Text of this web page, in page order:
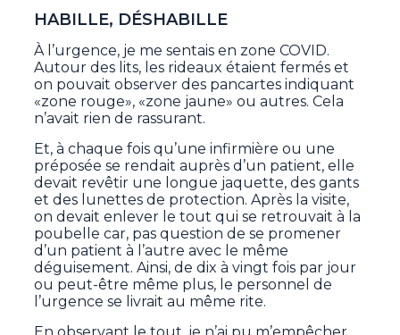
HABILLE, DÉSHABILLE
À l’urgence, je me sentais en zone COVID.
Autour des lits, les rideaux étaient fermés et
on pouvait observer des pancartes indiquant
«zone rouge», «zone jaune» ou autres. Cela
n’avait rien de rassurant.
Et, à chaque fois qu’une infirmière ou une
préposée se rendait auprès d’un patient, elle
devait revêtir une longue jaquette, des gants
et des lunettes de protection. Après la visite,
on devait enlever le tout qui se retrouvait à la
poubelle car, pas question de se promener
d’un patient à l’autre avec le même
déguisement. Ainsi, de dix à vingt fois par jour
ou peut-être même plus, le personnel de
l’urgence se livrait au même rite.